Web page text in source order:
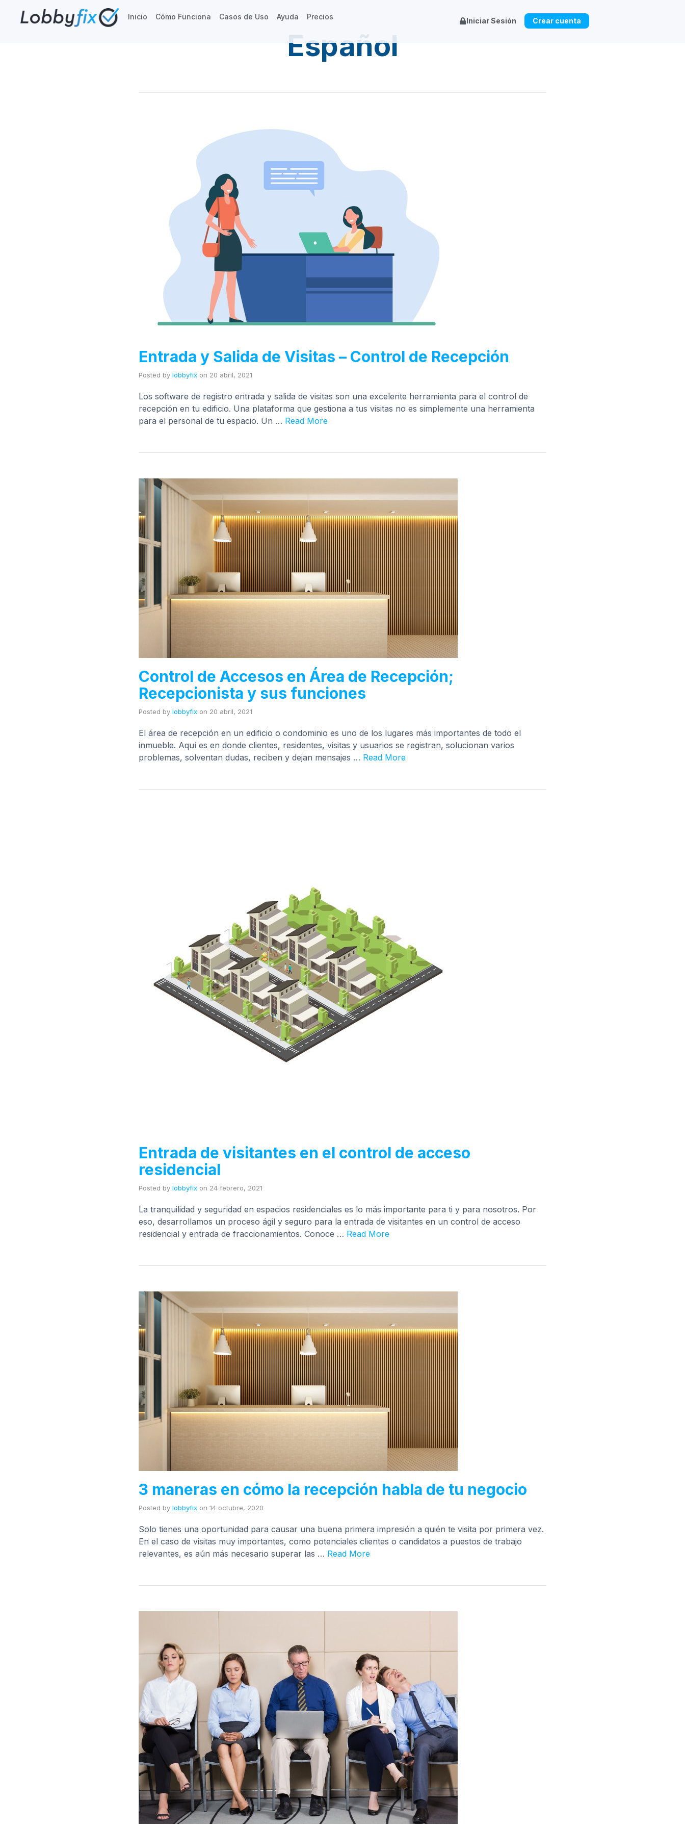
Inicio Cómo Funciona Casos de Uso Ayuda Precios Iniciar Sesión Crear cuenta
Español
Entrada y Salida de Visitas – Control de Recepción
Posted by lobbyfix on 20 abril, 2021
Los software de registro entrada y salida de visitas son una excelente herramienta para el control de
recepción en tu edificio. Una plataforma que gestiona a tus visitas no es simplemente una herramienta
para el personal de tu espacio. Un … Read More
Control de Accesos en Área de Recepción;
Recepcionista y sus funciones
Posted by lobbyfix on 20 abril, 2021
El área de recepción en un edificio o condominio es uno de los lugares más importantes de todo el
inmueble. Aquí es en donde clientes, residentes, visitas y usuarios se registran, solucionan varios
problemas, solventan dudas, reciben y dejan mensajes … Read More
Entrada de visitantes en el control de acceso
residencial
Posted by lobbyfix on 24 febrero, 2021
La tranquilidad y seguridad en espacios residenciales es lo más importante para ti y para nosotros. Por
eso, desarrollamos un proceso ágil y seguro para la entrada de visitantes en un control de acceso
residencial y entrada de fraccionamientos. Conoce … Read More
3 maneras en cómo la recepción habla de tu negocio
Posted by lobbyfix on 14 octubre, 2020
Solo tienes una oportunidad para causar una buena primera impresión a quién te visita por primera vez.
En el caso de visitas muy importantes, como potenciales clientes o candidatos a puestos de trabajo
relevantes, es aún más necesario superar las … Read More